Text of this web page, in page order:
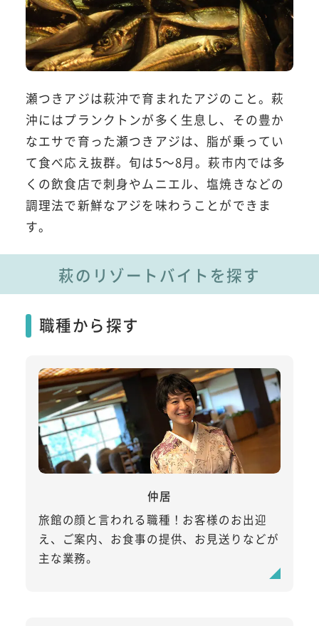
瀬つきアジは萩沖で育まれたアジのこと。萩
沖にはプランクトンが多く生息し、その豊か
なエサで育った瀬つきアジは、脂が乗ってい
て食べ応え抜群。旬は5～8月。萩市内では多
くの飲食店で刺身やムニエル、塩焼きなどの
調理法で新鮮なアジを味わうことができま
す。
萩のリゾートバイトを探す
職種から探す
仲居
旅館の顔と言われる職種！お客様のお出迎
え、ご案内、お食事の提供、お見送りなどが
主な業務。